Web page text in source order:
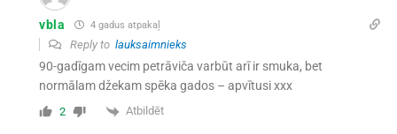
vbla 4 gadus atpakaļ
Reply to lauksaimnieks
90-gadīgam vecim petrāviča varbūt arī ir smuka, bet
normālam džekam spēka gados – apvītusi xxx
2 Atbildēt